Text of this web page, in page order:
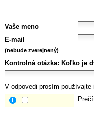
Vaše meno
E-mail
(nebude zverejnený)
Kontrolná otázka: Koľko je
V odpovedi prosím